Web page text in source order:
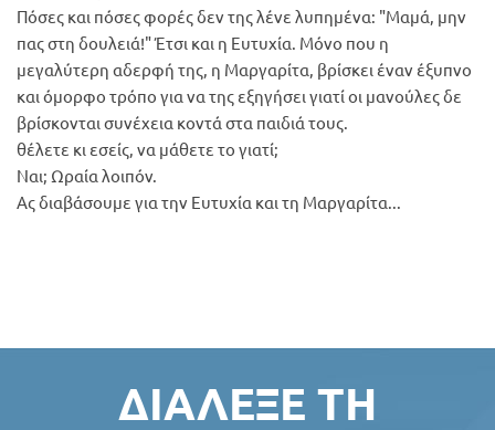
Πόσες και πόσες φορές δεν της λένε λυπημένα: "Μαμά, μην
πας στη δουλειά!" Έτσι και η Ευτυχία. Μόνο που η
μεγαλύτερη αδερφή της, η Μαργαρίτα, βρίσκει έναν έξυπνο
και όμορφο τρόπο για να της εξηγήσει γιατί οι μανούλες δε
βρίσκονται συνέχεια κοντά στα παιδιά τους.
θέλετε κι εσείς, να μάθετε το γιατί;
Ναι; Ωραία λοιπόν.
Ας διαβάσουμε για την Ευτυχία και τη Μαργαρίτα...
ΔΙΆΛΕΞΕ ΤΗ